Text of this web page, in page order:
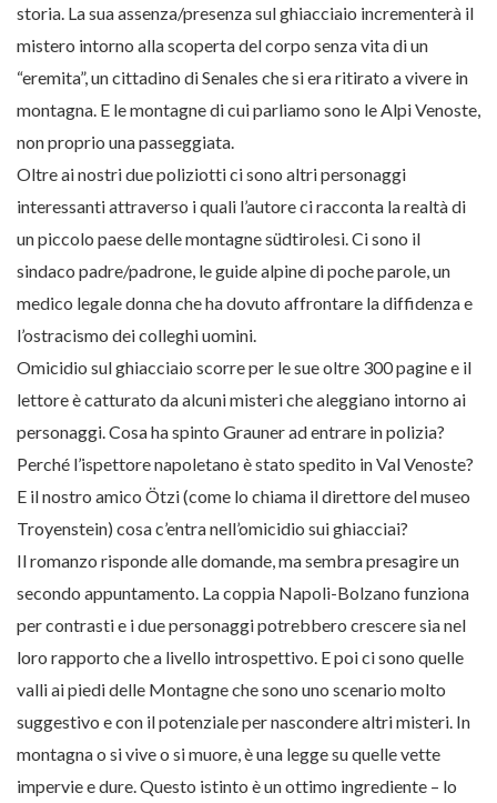
storia. La sua assenza/presenza sul ghiacciaio incrementerà il
mistero intorno alla scoperta del corpo senza vita di un
“eremita”, un cittadino di Senales che si era ritirato a vivere in
montagna. E le montagne di cui parliamo sono le Alpi Venoste,
non proprio una passeggiata.
Oltre ai nostri due poliziotti ci sono altri personaggi
interessanti attraverso i quali l’autore ci racconta la realtà di
un piccolo paese delle montagne südtirolesi. Ci sono il
sindaco padre/padrone, le guide alpine di poche parole, un
medico legale donna che ha dovuto affrontare la diffidenza e
l’ostracismo dei colleghi uomini.
Omicidio sul ghiacciaio scorre per le sue oltre 300 pagine e il
lettore è catturato da alcuni misteri che aleggiano intorno ai
personaggi. Cosa ha spinto Grauner ad entrare in polizia?
Perché l’ispettore napoletano è stato spedito in Val Venoste?
E il nostro amico Ötzi (come lo chiama il direttore del museo
Troyenstein) cosa c’entra nell’omicidio sui ghiacciai?
Il romanzo risponde alle domande, ma sembra presagire un
secondo appuntamento. La coppia Napoli-Bolzano funziona
per contrasti e i due personaggi potrebbero crescere sia nel
loro rapporto che a livello introspettivo. E poi ci sono quelle
valli ai piedi delle Montagne che sono uno scenario molto
suggestivo e con il potenziale per nascondere altri misteri. In
montagna o si vive o si muore, è una legge su quelle vette
impervie e dure. Questo istinto è un ottimo ingrediente – lo